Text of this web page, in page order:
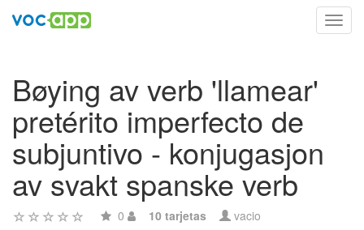
Bøying av verb 'llamear'
pretérito imperfecto de
subjuntivo - konjugasjon
av svakt spanske verb
0 10 tarjetas vacio